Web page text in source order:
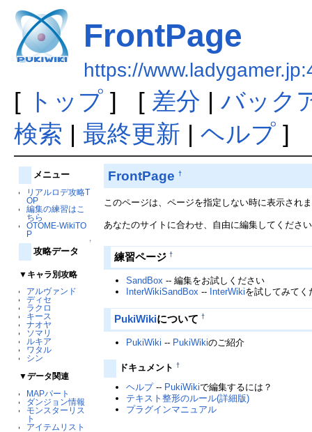
FrontPage
https://
[ トップ] [ 差分 | バック
検索 | 最終更新 | ヘルプ]
メニュー
リアルロデ攻略T
OP
編集の練習はこ
ちら
OTOME-WikiTO
P
↑
攻略データ
▼キャラ別攻略
アルヴァンド
ディセ
ラクロ
キース
ナオヤ
ソマリ
ルキア
ワタル
シン
▼データ関連
MAPパート
ダンジョン情報
モンスターリス
ト
アイテムリスト
FrontPage †
このページは、ページを指定しない時に表示され
あなたのサイトに合わせ、自由に編集してくださ
練習ページ †
SandBox -- 編集をお試しください
InterWikiSandBox -- InterWikiを試してみてく
PukiWikiについて †
PukiWiki -- PukiWikiのご紹介
ドキュメント †
ヘルプ-- PukiWikiで編集するには？
テキスト整形のルール(詳細版)
プラグインマニュアル